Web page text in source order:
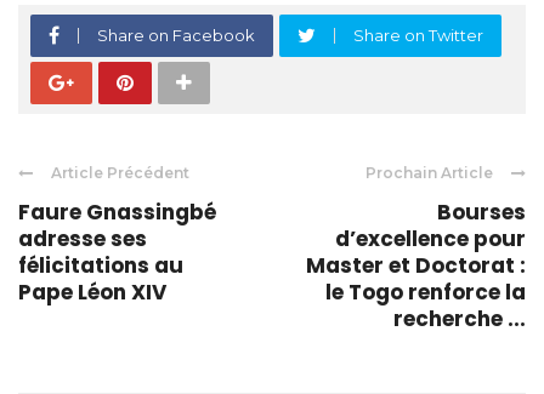
Share on Facebook Share on Twitter
Article Précédent
Faure Gnassingbé
adresse ses
félicitations au
Pape Léon XIV
Prochain Article
Bourses
d’excellence pour
Master et Doctorat :
le Togo renforce la
recherche ...